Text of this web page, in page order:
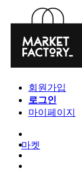
회원가입
로그인
마이페이지
마켓